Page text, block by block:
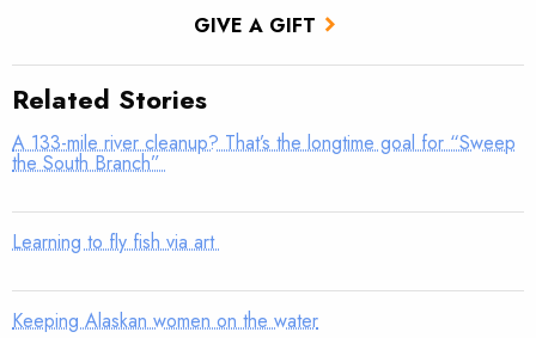
GIVE A GIFT
Related Stories
A 133-mile river cleanup? That’s the longtime goal for “Sweep
the South Branch”
Learning to fly fish via art
Keeping Alaskan women on the water